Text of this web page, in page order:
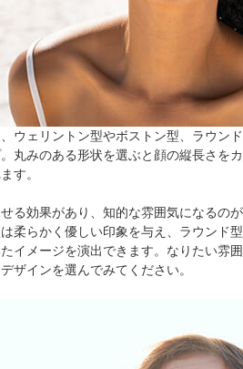
ウェリントン型やボストン型、ラウンド
丸みのある形状を選ぶと顔の縦長さをカ
す。
る効果があり、知的な雰囲気になるのが
柔らかく優しい印象を与え、ラウンド型
イメージを演出できます。なりたい雰囲
ザインを選んでみてください。